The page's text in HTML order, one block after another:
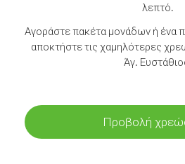
λεπτό.
Αγοράστε πακέτα μονάδων ή ένα
αποκτήστε τις χαμηλότερες
Άγ.
Προβολή